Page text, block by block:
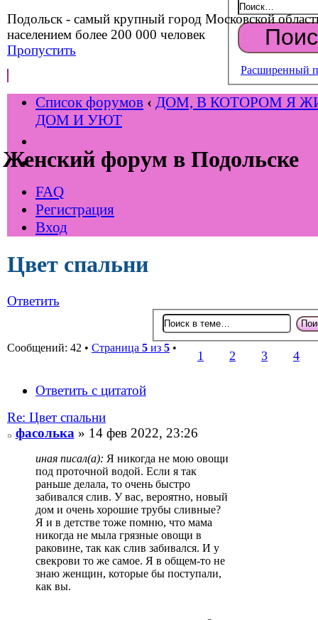
Подольск - самый крупный город Московской
населением более 200 000 человек
Пропустить
Женский форум в Подольске
Расширенный
Список форумов ‹ ДОМ, В КОТОРОМ Я
ДОМ И УЮТ
FAQ
Регистрация
Вход
Цвет спальни
Ответить
Сообщений: 42 • Страница 5 из 5 •
1 2 3 4
Ответить с цитатой
Re: Цвет спальни
фасолька» 14 фев 2022, 23:26
иная писал(а): Я никогда не мою овощи
под проточной водой. Если я так
раньше делала, то очень быстро
забивался слив. У вас, вероятно, новый
дом и очень хорошие трубы сливные?
Я и в детстве тоже помню, что мама
никогда не мыла грязные овощи в
раковине, так как слив забивался. И у
свекрови то же самое. Я в общем-то не
знаю женщин, которые бы поступали,
как вы.